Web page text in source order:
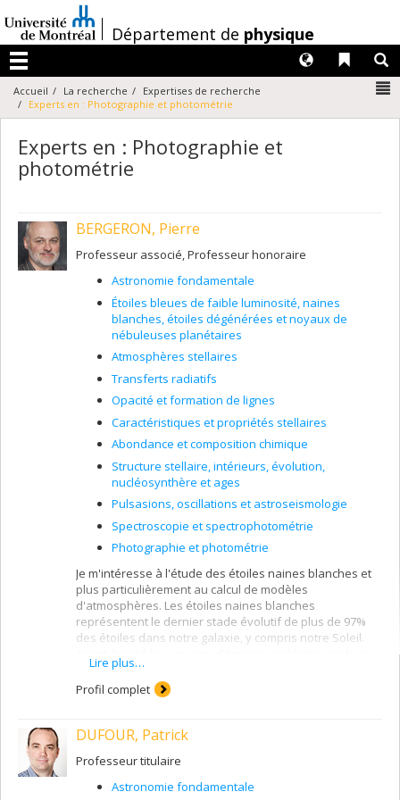
au
contenu
/Département de physique
Menu
Liens
Langues
Accueil La recherche
Expertises de recherche
Experts en : Photographie et photométrie
Experts en : Photographie et
photométrie
BERGERON, Pierre
Professeur associé, Professeur honoraire
Astronomie fondamentale
Étoiles bleues de faible luminosité, naines
blanches, étoiles dégénérées et noyaux de
nébuleuses planétaires
Atmosphères stellaires
Transferts radiatifs
Opacité et formation de lignes
Caractéristiques et propriétés stellaires
Abondance et composition chimique
Structure stellaire, intérieurs, évolution,
nucléosynthère et ages
Pulsasions, oscillations et astroseismologie
Spectroscopie et spectrophotométrie
Photographie et photométrie
Je m'intéresse à l'étude des étoiles naines blanches et
plus particulièrement au calcul de modèles
d'atmosphères. Les étoiles naines blanches
représentent le dernier stade évolutif de plus de 97%
des étoiles dans notre galaxie, y compris notre Soleil.
centre, les naines blanches se refroidissent
tranquillement sur des périodes de temps de plusieurs
milliards d’années.
Elles possèdent une masse comparable à celle du Soleil
fait donc des objets extrêmement compacts dont la
densité est un million de fois celle du Soleil. L’étude de
Lire plus…
Profil complet
DUFOUR, Patrick
Professeur titulaire
Astronomie fondamentale